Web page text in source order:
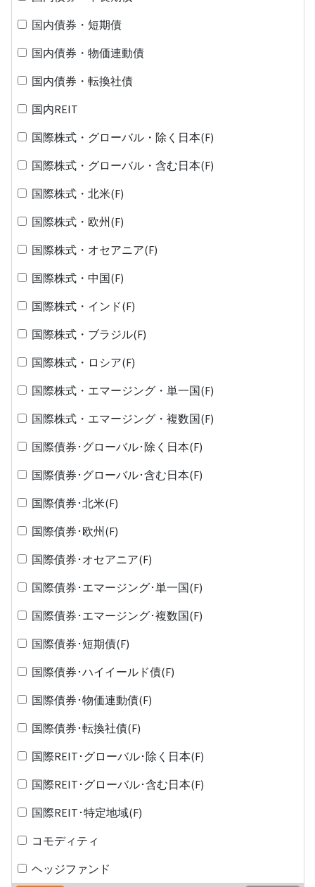
国内債券・短期債
国内債券・物価連動債
国内債券・転換社債
国内REIT
国際株式・グローバル・除く日本(F)
国際株式・グローバル・含む日本(F)
国際株式・北米(F)
国際株式・欧州(F)
国際株式・オセアニア(F)
国際株式・中国(F)
国際株式・インド(F)
国際株式・ブラジル(F)
国際株式・ロシア(F)
国際株式・エマージング・単一国(F)
国際株式・エマージング・複数国(F)
国際債券･グローバル･除く日本(F)
国際債券･グローバル･含む日本(F)
国際債券･北米(F)
国際債券･欧州(F)
国際債券･オセアニア(F)
国際債券･エマージング･単一国(F)
国際債券･エマージング･複数国(F)
国際債券･短期債(F)
国際債券･ハイイールド債(F)
国際債券･物価連動債(F)
国際債券･転換社債(F)
国際REIT･グローバル･除く日本(F)
国際REIT･グローバル･含む日本(F)
国際REIT･特定地域(F)
コモディティ
ヘッジファンド